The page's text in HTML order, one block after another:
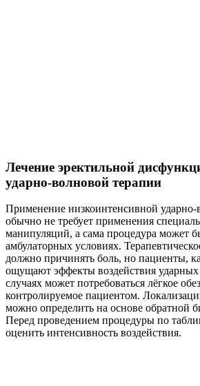
Лечение эректильной
ударно-волновой терапии
Применение низкоинтенсивной ударно-
обычно не требует применения
манипуляций, а сама процедура может
амбулаторных условиях.
должно причинять боль, но пациенты,
ощущают эффекты воздействия
случаях может потребоваться лёгкое
контролируемое пациентом.
можно определить на основе обратной
Перед проведением процедуры по
оценить интенсивность воздействия.